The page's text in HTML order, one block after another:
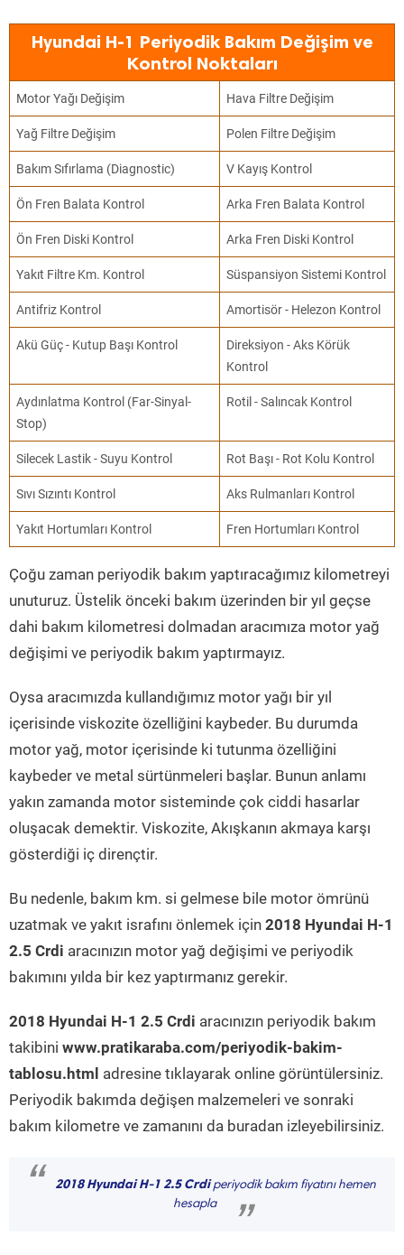
Hyundai H-1 Periyodik Bakım Değişim ve
Kontrol Noktaları
Motor Yağı Değişim Hava Filtre Değişim
Yağ Filtre Değişim Polen Filtre Değişim
Bakım Sıfırlama (Diagnostic) V Kayış Kontrol
Ön Fren Balata Kontrol Arka Fren Balata Kontrol
Ön Fren Diski Kontrol Arka Fren Diski Kontrol
Yakıt Filtre Km. Kontrol Süspansiyon Sistemi Kontrol
Antifriz Kontrol Amortisör - Helezon Kontrol
Akü Güç - Kutup Başı Kontrol
Direksiyon - Aks Körük
Kontrol
Aydınlatma Kontrol (Far-Sinyal-
Stop)
Rotil - Salıncak Kontrol
Silecek Lastik - Suyu Kontrol Rot Başı - Rot Kolu Kontrol
Sıvı Sızıntı Kontrol Aks Rulmanları Kontrol
Yakıt Hortumları Kontrol Fren Hortumları Kontrol
Çoğu zaman periyodik bakım yaptıracağımız kilometreyi
unuturuz. Üstelik önceki bakım üzerinden bir yıl geçse
dahi bakım kilometresi dolmadan aracımıza motor yağ
değişimi ve periyodik bakım yaptırmayız.
Oysa aracımızda kullandığımız motor yağı bir yıl
içerisinde viskozite özelliğini kaybeder. Bu durumda
motor yağ, motor içerisinde ki tutunma özelliğini
kaybeder ve metal sürtünmeleri başlar. Bunun anlamı
yakın zamanda motor sisteminde çok ciddi hasarlar
oluşacak demektir. Viskozite, Akışkanın akmaya karşı
gösterdiği iç dirençtir.
Bu nedenle, bakım km. si gelmese bile motor ömrünü
uzatmak ve yakıt israfını önlemek için 2018 Hyundai H-1
2.5 Crdi aracınızın motor yağ değişimi ve periyodik
bakımını yılda bir kez yaptırmanız gerekir.
2018 Hyundai H-1 2.5 Crdi aracınızın periyodik bakım
takibini www.pratikaraba.com/periyodik-bakim-
tablosu.html adresine tıklayarak online görüntülersiniz.
Periyodik bakımda değişen malzemeleri ve sonraki
bakım kilometre ve zamanını da buradan izleyebilirsiniz.
“ 2018 Hyundai H-1 2.5 Crdiperiyodik bakım fiyatını hemen
hesapla
”